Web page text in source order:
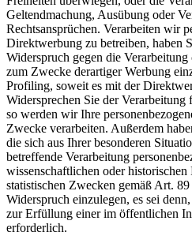
Geltendmachung, Ausübung oder
Rechtsansprüchen. Verarbeiten wir
Direktwerbung zu betreiben, haben
Widerspruch gegen die
zum Zwecke derartiger Werbung
Profiling, soweit es mit der
Widersprechen Sie der
so werden wir Ihre
Zwecke verarbeiten. Außerdem
die sich aus Ihrer besonderen
betreffende Verarbeitung
wissenschaftlichen oder
statistischen Zwecken gemäß Art.
Widerspruch einzulegen, es sei
zur Erfüllung einer im öffentlichen
erforderlich.